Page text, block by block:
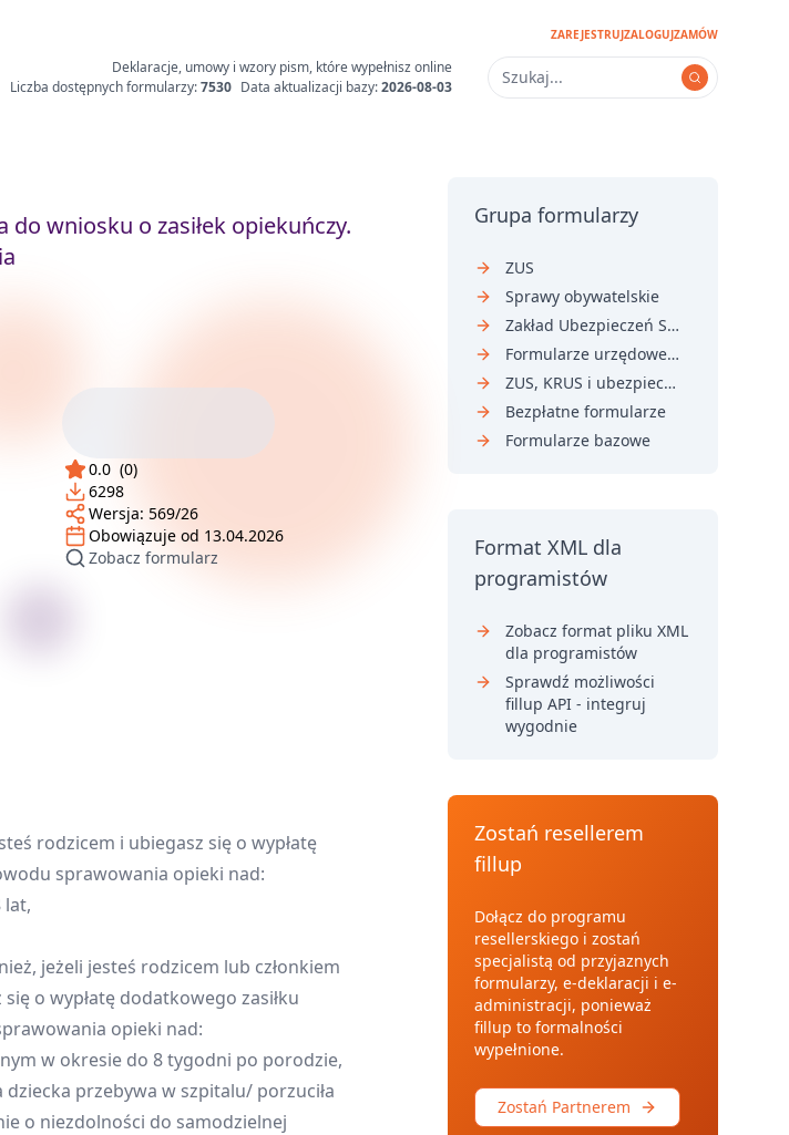
ZAREJESTRUJZALOGUJZAMÓW
Deklaracje, umowy i wzory pism, które wypełnisz online
Liczba dostępnych formularzy:7530 Data aktualizacji bazy:2026-08-03
wniosku o zasiłek opiekuńczy.
0.0 (0)
6298
Wersja: 569/26
Obowiązuje od 13.04.2026
Zobacz formularz
rodzicem i ubiegasz się o wypłatę
sprawowania opieki nad:
lat,
jeżeli jesteś rodzicem lub członkiem
o wypłatę dodatkowego zasiłku
opieki nad:
w okresie do 8 tygodni po porodzie,
przebywa w szpitalu/ porzuciła
o niezdolności do samodzielnej
Grupa formularzy
ZUS
Sprawy obywatelskie
Zakład Ubezpieczeń Społecznych
Formularze urzędowe i sądowe
ZUS, KRUS i ubezpieczenia
Bezpłatne formularze
Formularze bazowe
Format XML dla
programistów
Zobacz format pliku XML
dla programistów
Sprawdź możliwości
fillup API - integruj
wygodnie
Zostań resellerem
fillup
Dołącz do programu
resellerskiego i zostań
specjalistą od przyjaznych
formularzy, e-deklaracji i e-
administracji, ponieważ
fillup to formalności
wypełnione.
Zostań Partnerem